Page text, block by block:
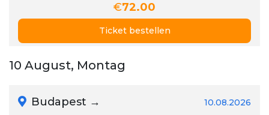
€72.00
Ticket bestellen
10 August, Montag
Budapest → 10.08.2026